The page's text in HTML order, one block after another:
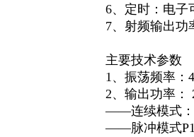
6、定时：电子
7、射频输出功
主要技术参数
1、振荡频率：
2、输出功率：
——连续模式：
——脉冲模式